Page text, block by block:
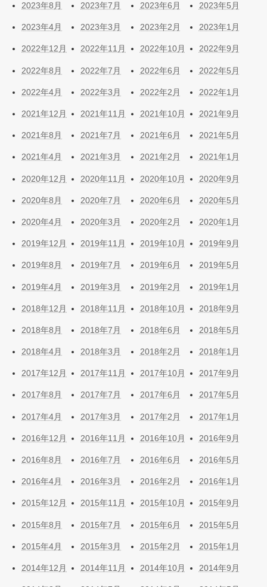
2023年8月 2023年7月 2023年6月 2023年5月
2023年4月 2023年3月 2023年2月 2023年1月
2022年12月 2022年11月 2022年10月 2022年9月
2022年8月 2022年7月 2022年6月 2022年5月
2022年4月 2022年3月 2022年2月 2022年1月
2021年12月 2021年11月 2021年10月 2021年9月
2021年8月 2021年7月 2021年6月 2021年5月
2021年4月 2021年3月 2021年2月 2021年1月
2020年12月 2020年11月 2020年10月 2020年9月
2020年8月 2020年7月 2020年6月 2020年5月
2020年4月 2020年3月 2020年2月 2020年1月
2019年12月 2019年11月 2019年10月 2019年9月
2019年8月 2019年7月 2019年6月 2019年5月
2019年4月 2019年3月 2019年2月 2019年1月
2018年12月 2018年11月 2018年10月 2018年9月
2018年8月 2018年7月 2018年6月 2018年5月
2018年4月 2018年3月 2018年2月 2018年1月
2017年12月 2017年11月 2017年10月 2017年9月
2017年8月 2017年7月 2017年6月 2017年5月
2017年4月 2017年3月 2017年2月 2017年1月
2016年12月 2016年11月 2016年10月 2016年9月
2016年8月 2016年7月 2016年6月 2016年5月
2016年4月 2016年3月 2016年2月 2016年1月
2015年12月 2015年11月 2015年10月 2015年9月
2015年8月 2015年7月 2015年6月 2015年5月
2015年4月 2015年3月 2015年2月 2015年1月
2014年12月 2014年11月 2014年10月 2014年9月